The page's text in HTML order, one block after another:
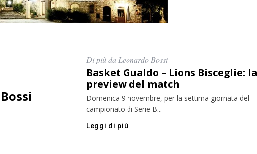
Di più da Leonardo Bossi
Basket Gualdo – Lions Bisceglie: la
preview del match
Domenica 9 novembre, per la settima giornata del
campionato di Serie B...
Leggi di più